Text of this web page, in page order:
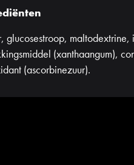
glucosestroop, maltodextrine,
(xanthaangum),
(ascorbinezuur).